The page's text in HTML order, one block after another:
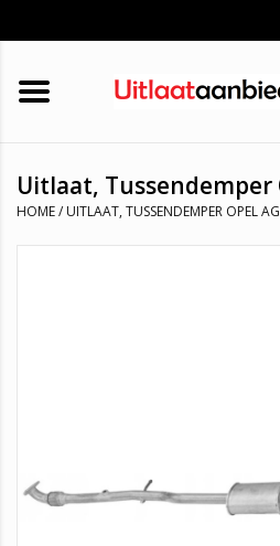
HOME
KATALYSATOREN
UNIVERSELE UITLAATDELEN
Uitlaat, Tussendemper
HOME/ UITLAAT, TUSSENDEMPER OPEL